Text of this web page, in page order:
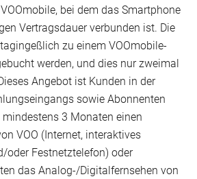
bei dem das Smartphone
Vertragsdauer verbunden ist. Die
zu einem VOOmobile-
werden, und dies nur zweimal
Angebot ist Kunden in der
sowie Abonnenten
3 Monaten einen
VOO (Internet, interaktives
oder Festnetztelefon) oder
das Analog-/Digitalfernsehen von